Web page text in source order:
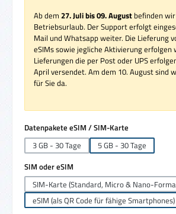
Ab dem 27. Juli bis 09. August befinden
Betriebsurlaub. Der Support erfolgt
Mail und Whatsapp weiter. Die Lieferung
eSIMs sowie jegliche Aktivierung erfolgen
Lieferungen die per Post oder UPS
April versendet. Am dem 10. August sind
für Sie da.
Datenpakete eSIM / SIM-Karte
3 GB - 30 Tage
5 GB - 30 Tage
SIM oder eSIM
SIM-Karte (Standard, Micro & Nano-
eSIM (als QR Code für fähige Smartphones)